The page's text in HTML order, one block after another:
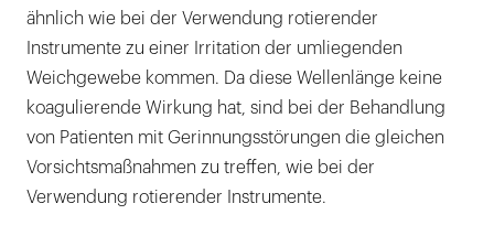
ähnlich wie bei der Verwendung rotierender
Instrumente zu einer Irritation der umliegenden
Weichgewebe kommen. Da diese Wellenlänge keine
koagulierende Wirkung hat, sind bei der Behandlung
von Patienten mit Gerinnungsstörungen die gleichen
Vorsichtsmaßnahmen zu treffen, wie bei der
Verwendung rotierender Instrumente.